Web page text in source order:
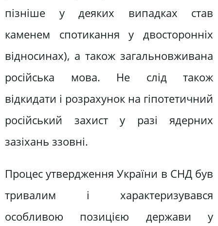
пізніше у деяких випадках став
каменем спотикання у двосторонніх
відносинах), а також загальновживана
російська мова. Не слід також
відкидати і розрахунок на гіпотетичний
російський захист у разі ядерних
зазіхань ззовні.
Процес утвердження України в СНД був
тривалим і характеризувався
особливою позицією держави у